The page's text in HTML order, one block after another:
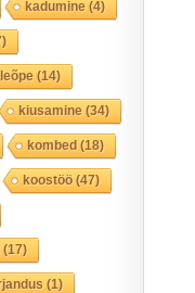
kadumine(4)
(14)
kiusamine(34)
kombed(18)
koostöö(47)
(17)
(1)